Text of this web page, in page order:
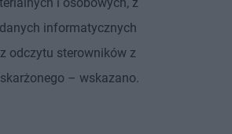
informatycznych
odczytu sterowników z
– wskazano.